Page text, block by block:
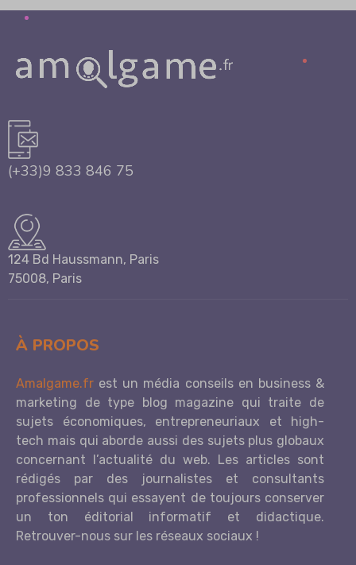
(+33)9 833 846 75
124 Bd Haussmann, Paris
75008, Paris
À PROPOS
Amalgame.fr est un média conseils en business &
marketing de type blog magazine qui traite de
sujets économiques, entrepreneuriaux et high-
tech mais qui aborde aussi des sujets plus globaux
concernant l’actualité du web. Les articles sont
rédigés par des journalistes et consultants
professionnels qui essayent de toujours conserver
un ton éditorial informatif et didactique.
Retrouver-nous sur les réseaux sociaux !